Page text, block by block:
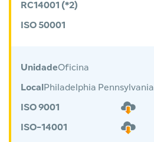
RC14001 (*2)
ISO 50001
UnidadeOficina
Local Philadelphia Pennsylvania
ISO 9001
ISO-14001